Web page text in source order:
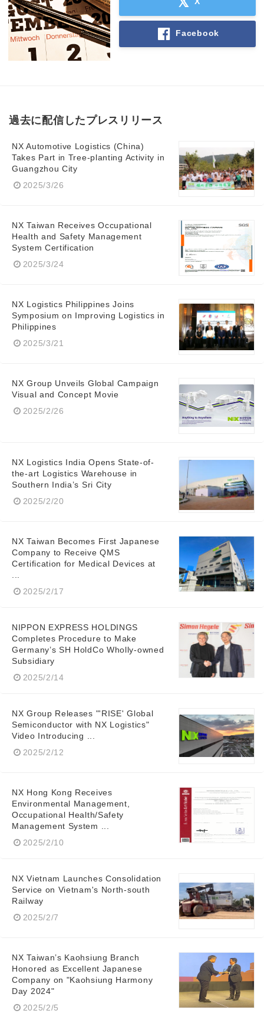
Facebook
過去に配信したプレスリリース
NX Automotive Logistics (China)
Takes Part in Tree-planting Activity in
Guangzhou City
2025/3/26
NX Taiwan Receives Occupational
Health and Safety Management
System Certification
2025/3/24
NX Logistics Philippines Joins
Symposium on Improving Logistics in
Philippines
2025/3/21
NX Group Unveils Global Campaign
Visual and Concept Movie
2025/2/26
NX Logistics India Opens State-of-
the-art Logistics Warehouse in
Southern India’s Sri City
2025/2/20
NX Taiwan Becomes First Japanese
Company to Receive QMS
Certification for Medical Devices at
2025/2/17
NIPPON EXPRESS HOLDINGS
Completes Procedure to Make
Germany’s SH HoldCo Wholly-owned
Subsidiary
2025/2/14
NX Group Releases "'RISE' Global
Semiconductor with NX Logistics"
Video Introducing ...
2025/2/12
NX Hong Kong Receives
Environmental Management,
Occupational Health/Safety
Management System ...
2025/2/10
NX Vietnam Launches Consolidation
Service on Vietnam's North-south
Railway
2025/2/7
NX Taiwan’s Kaohsiung Branch
Honored as Excellent Japanese
Company on "Kaohsiung Harmony
Day 2024"
2025/2/5
Japanese